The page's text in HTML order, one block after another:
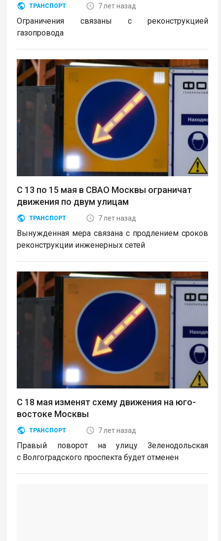
ТРАНСПОРТ 7 лет назад
Ограничения связаны с реконструкцией
газопровода
С 13 по 15 мая в СВАО Москвы ограничат
движения по двум улицам
ТРАНСПОРТ 7 лет назад
Вынужденная мера связана с продлением сроков
реконструкции инженерных сетей
С 18 мая изменят схему движения на юго-
востоке Москвы
ТРАНСПОРТ 7 лет назад
Правый поворот на улицу Зеленодольская
с Волгоградского проспекта будет отменен